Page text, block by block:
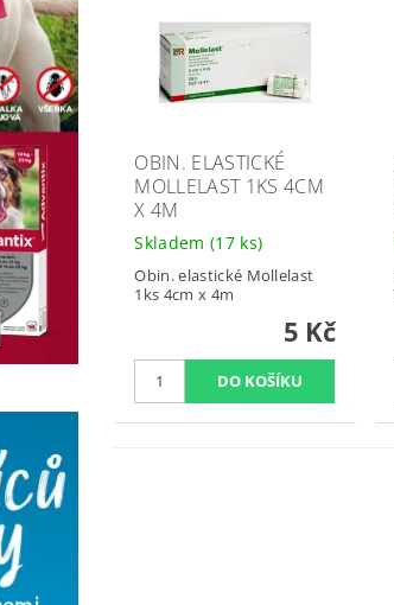
OBIN. ELASTICKÉ
MOLLELAST 1KS 4CM
X 4M
Skladem (17 ks)
Obin. elastické Mollelast
1ks 4cm x 4m
5 Kč